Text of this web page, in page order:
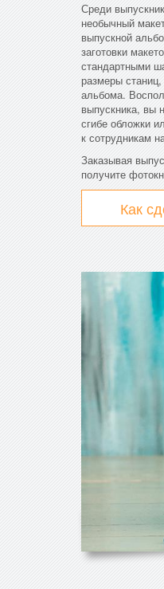
Среди
необычный
выпускной
заготовки
стандартными
размеры
альбома.
выпускника, вы
сгибе обложки
к сотрудникам
Заказывая
получите
Как